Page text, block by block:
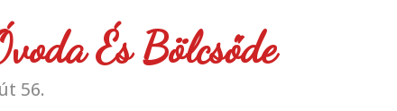
És Bölcsőde
56.